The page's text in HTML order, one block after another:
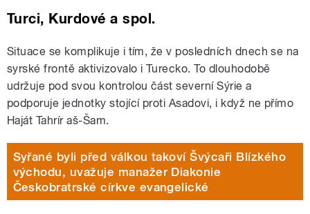
Turci, Kurdové a spol.
Situace se komplikuje i tím, že v posledních dnech se na
syrské frontě aktivizovalo i Turecko. To dlouhodobě
udržuje pod svou kontrolou část severní Sýrie a
podporuje jednotky stojící proti Asadovi, i když ne přímo
Haját Tahrír aš-Šam.
Syřané byli před válkou takoví Švýcaři Blízkého
východu, uvažuje manažer Diakonie
Českobratrské církve evangelické